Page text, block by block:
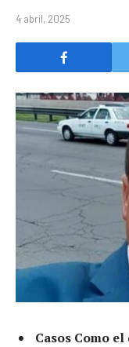
4 abril, 2025
Casos Como